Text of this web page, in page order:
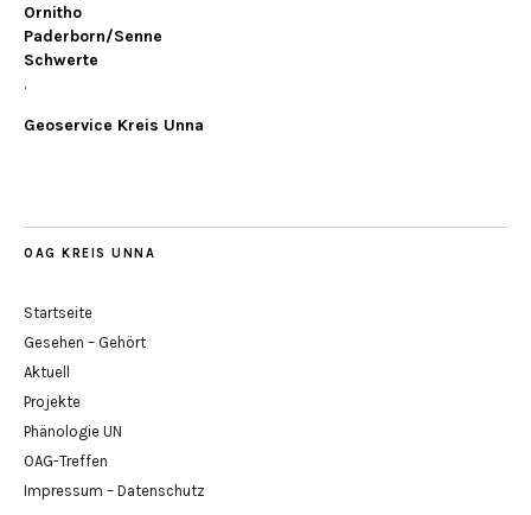
Ornitho
Paderborn/Senne
Schwerte
.
Geoservice Kreis Unna
OAG KREIS UNNA
Startseite
Gesehen – Gehört
Aktuell
Projekte
Phänologie UN
OAG-Treffen
Impressum – Datenschutz